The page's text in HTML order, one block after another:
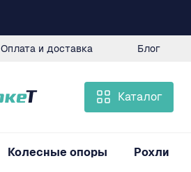
Оплата и доставка Блог
Каталог
Колесные опоры Рохли